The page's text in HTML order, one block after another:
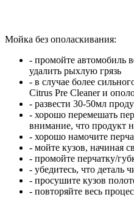
Мойка без ополаскивания:
- промойте автомобиль
удалить рыхлую грязь
- в случае более
Citrus Pre Cleaner и
- развести 30-50мл
- хорошо перемешать
внимание, что продукт
- хорошо намочите
- мойте кузов, начиная
- промойте перчатку/
- убедитесь, что деталь
- просушите кузов
- повторяйте весь